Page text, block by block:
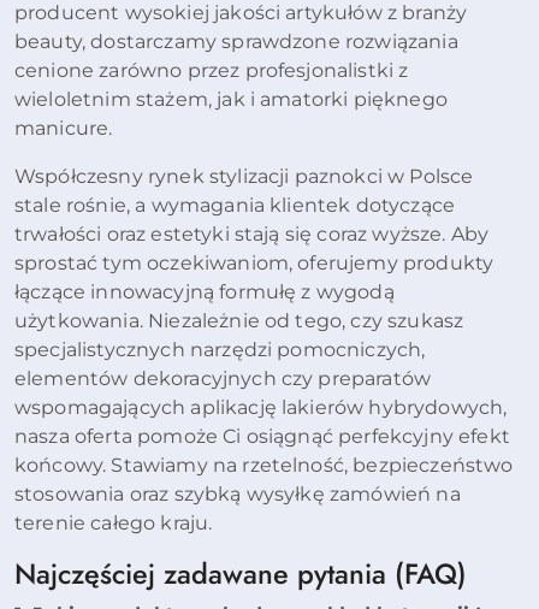
producent wysokiej jakości artykułów z branży
beauty, dostarczamy sprawdzone rozwiązania
cenione zarówno przez profesjonalistki z
wieloletnim stażem, jak i amatorki pięknego
manicure.
Współczesny rynek stylizacji paznokci w Polsce
stale rośnie, a wymagania klientek dotyczące
trwałości oraz estetyki stają się coraz wyższe. Aby
sprostać tym oczekiwaniom, oferujemy produkty
łączące innowacyjną formułę z wygodą
użytkowania. Niezależnie od tego, czy szukasz
specjalistycznych narzędzi pomocniczych,
elementów dekoracyjnych czy preparatów
wspomagających aplikację lakierów hybrydowych,
nasza oferta pomoże Ci osiągnąć perfekcyjny efekt
końcowy. Stawiamy na rzetelność, bezpieczeństwo
stosowania oraz szybką wysyłkę zamówień na
terenie całego kraju.
Najczęściej zadawane pytania (FAQ)